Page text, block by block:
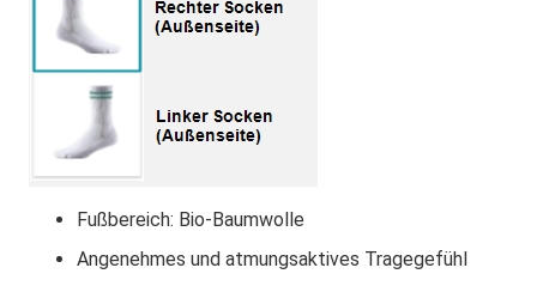
Fußbereich: Bio-Baumwolle
Angenehmes und atmungsaktives Tragegefühl